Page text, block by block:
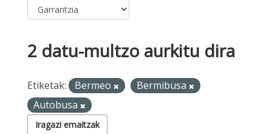
2 datu-multzo aurkitu dira
Etiketak: Bermeo
Bermibusa
Autobusa
Iragazi emaitzak